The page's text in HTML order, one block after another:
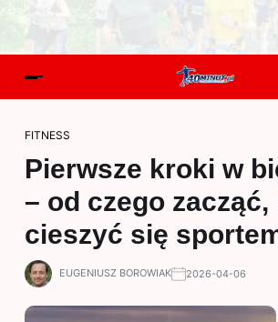
FITNESS
Pierwsze kroki w
– od czego zacząć,
cieszyć się
EUGENIUSZ BOROWIAK 2026-04-06